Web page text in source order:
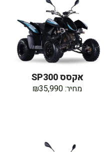
אקסס SP300
מחיר: ₪35,990